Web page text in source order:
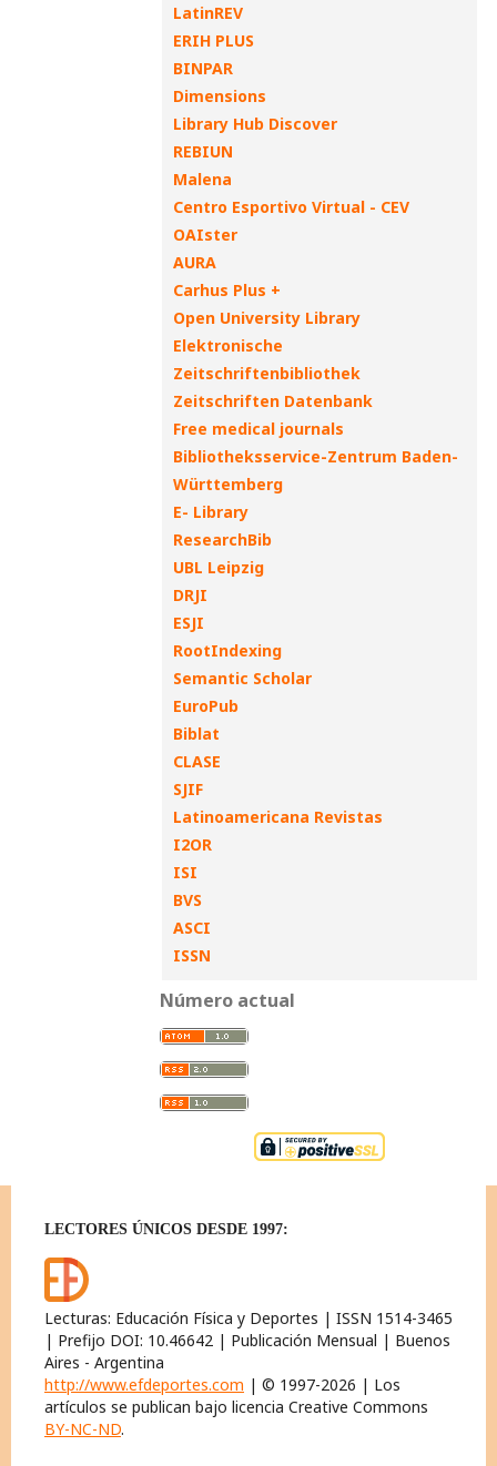
LatinREV
ERIH PLUS
BINPAR
Dimensions
Library Hub Discover
REBIUN
Malena
Centro Esportivo Virtual - CEV
OAIster
AURA
Carhus Plus +
Open University Library
Elektronische
Zeitschriftenbibliothek
Zeitschriften Datenbank
Free medical journals
Bibliotheksservice-Zentrum Baden-
Württemberg
E- Library
ResearchBib
UBL Leipzig
DRJI
ESJI
RootIndexing
Semantic Scholar
EuroPub
Biblat
CLASE
SJIF
Latinoamericana Revistas
I2OR
ISI
BVS
ASCI
ISSN
Número actual
LECTORES ÚNICOS DESDE 1997:
Lecturas: Educación Física y Deportes | ISSN 1514-3465
| Prefijo DOI: 10.46642 | Publicación Mensual | Buenos
Aires - Argentina
http://www.efdeportes.com | © 1997-2026 | Los
artículos se publican bajo licencia Creative Commons
BY-NC-ND.